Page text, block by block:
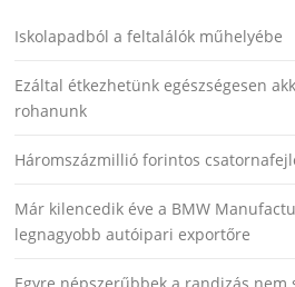
Iskolapadból a feltalálók műhelyébe
Ezáltal étkezhetünk egészségesen
rohanunk
Háromszázmillió forintos
Már kilencedik éve a BMW
legnagyobb autóipari exportőre